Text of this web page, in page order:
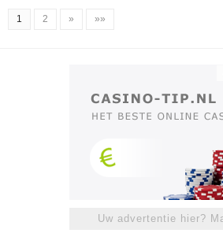
1 2 » »»
Uw advertentie hier?